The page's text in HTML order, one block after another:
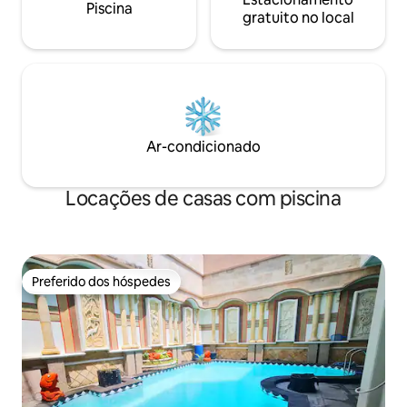
Piscina
gratuito no local
Ar-condicionado
Locações de casas com piscina
Preferido dos hóspedes
Preferido dos hóspedes